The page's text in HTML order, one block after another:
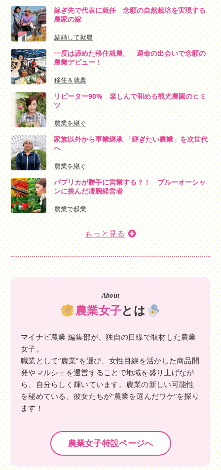
嫁ぎ先で代表に就任 念願の自然栽培を実現する
農家の嫁
結婚して就農
一度は諦めた移住就農。 運命の出会いで念願の
農業デビュー！
移住＆就農
リピーター90% 楽しんで和める観光農園のヒミ
ツ
農業を継ぐ
家族以外から事業継承 「継ぎたい農業」を次世代
へ
農業を継ぐ
パプリカが勝手に営業する？！ ブルーオーシャ
ンに挑んだ凄腕経営者
農業で起業
もっと見る
About
農業女子とは
マイナビ農業 編集部が、独自の目線で取材した農業
女子。
職業として“農業”を選び、女性目線を活かした商品開
発やマルシェを運営することで地域を盛り上げなが
ら、自分らしく輝いています。農業の新しい可能性
を秘めている、彼女たちが“農業を選んだワケ”を探り
ます！
農業女子特設ページへ